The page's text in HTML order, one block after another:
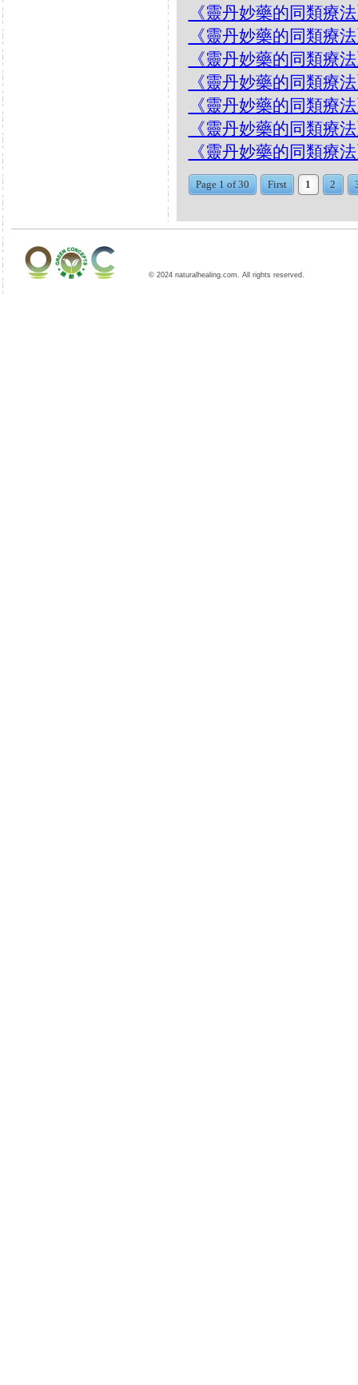
《靈丹妙藥的同類療
《靈丹妙藥的同類療
《靈丹妙藥的同類療
《靈丹妙藥的同類療
《靈丹妙藥的同類療
《靈丹妙藥的同類療
《靈丹妙藥的同類療
Page 1 of 30 First 1 2
© 2024 naturalhealing.com. All rights reserved.